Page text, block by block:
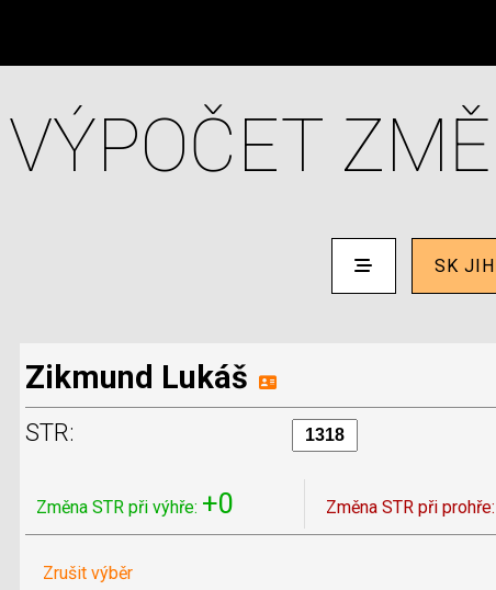
VÝPOČET
SK
Zikmund Lukáš
STR:
Změna STR při výhře: +0 Změna STR při prohře:
Zrušit výběr